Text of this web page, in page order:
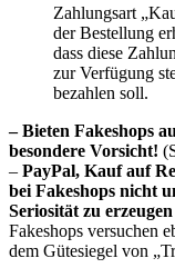
Zahlungsart
der Bestellung
dass diese
zur Verfügung
bezahlen soll.
– Bieten Fakeshops
besondere Vorsicht!
– PayPal, Kauf auf
bei Fakeshops nicht
Seriosität zu
Fakeshops versuchen
dem Gütesiegel von